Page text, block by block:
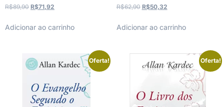
R$89,90 R$71,92
Adicionar ao carrinho
R$62,90 R$50,32
Adicionar ao carrinho
Oferta! Oferta!